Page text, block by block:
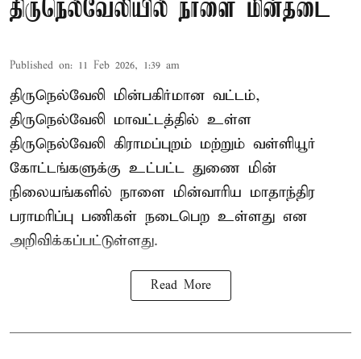
திருநெல்வேலியில் நாளை மின்தடை
Published on: 11 Feb 2026, 1:39 am
திருநெல்வேலி மின்பகிர்மான வட்டம்,
திருநெல்வேலி மாவட்டத்தில் உள்ள
திருநெல்வேலி கிராமப்புறம் மற்றும் வள்ளியூர்
கோட்டங்களுக்கு உட்பட்ட துணை மின்
நிலையங்களில் நாளை மின்வாரிய மாதாந்திர
பராமரிப்பு பணிகள் நடைபெற உள்ளது என
அறிவிக்கப்பட்டுள்ளது.
Read More